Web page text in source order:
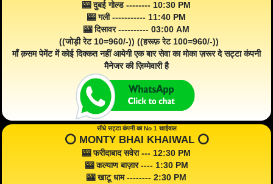
🎰 दुबई गोल्ड -------- 10:30 PM
🎰 गली ----------- 11:40 PM
🎰 दिसावर ---------- 03:00 AM
((जोड़ी रेट 10=960/-)) ((हरूफ़ रेट 100=960/-))
माँ क़सम पेमेंट में कोई दिक्कत नहीं आयेगी एक बार सेवा का मोका ज़रूर दे सट्टा कंपनी
मैनेजर की ज़िम्मेवारी है
सीधे सट्टा कंपनी का No 1 खाईवाल
⭕️ MONTY BHAI KHAIWAL ⭕️
🎰 फरीदाबाद सवेरा --- 12:30 PM
🎰 कल्याण बाज़ार ---- 1:30 PM
🎰 खाटू धाम -------- 2:30 PM